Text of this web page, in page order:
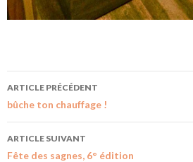
ARTICLE PRÉCÉDENT
bûche ton chauffage !
ARTICLE SUIVANT
Fête des sagnes, 6° édition